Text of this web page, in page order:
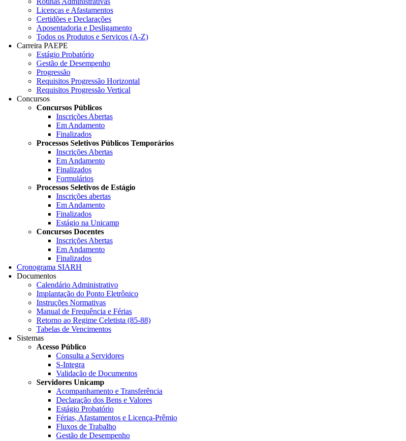
Licenças e Afastamentos
Certidões e Declarações
Aposentadoria e Desligamento
Todos os Produtos e Serviços (A-Z)
Carreira PAEPE
Estágio Probatório
Gestão de Desempenho
Progressão
Requisitos Progressão Horizontal
Requisitos Progressão Vertical
Concursos
Concursos Públicos
Inscrições Abertas
Em Andamento
Finalizados
Processos Seletivos Públicos Temporários
Inscrições Abertas
Em Andamento
Finalizados
Formulários
Processos Seletivos de Estágio
Inscrições abertas
Em Andamento
Finalizados
Estágio na Unicamp
Concursos Docentes
Inscrições Abertas
Em Andamento
Finalizados
Cronograma SIARH
Documentos
Calendário Administrativo
Implantação do Ponto Eletrônico
Instruções Normativas
Manual de Frequência e Férias
Retorno ao Regime Celetista (85-88)
Tabelas de Vencimentos
Sistemas
Acesso Público
Consulta a Servidores
S-Integra
Validação de Documentos
Servidores Unicamp
Acompanhamento e Transferência
Declaração dos Bens e Valores
Estágio Probatório
Férias, Afastamentos e Licença-Prêmio
Fluxos de Trabalho
Gestão de Desempenho